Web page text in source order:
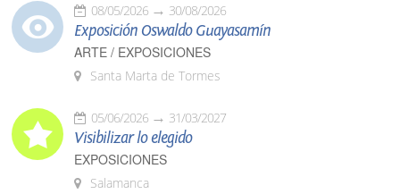
08/05/2026 30/08/2026
Exposición Oswaldo Guayasamín
ARTE / EXPOSICIONES
Santa Marta de Tormes
05/06/2026 31/03/2027
Visibilizar lo elegido
EXPOSICIONES
Salamanca